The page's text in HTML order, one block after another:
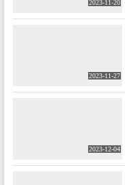
2023-11-20
2023-11-27
2023-12-04